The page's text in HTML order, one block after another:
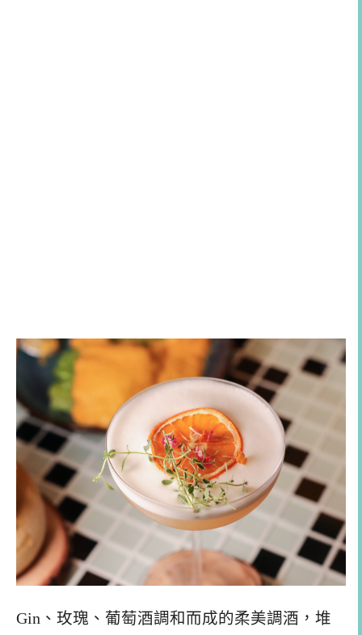
Gin、玫瑰、葡萄酒調和而成的柔美調酒，堆